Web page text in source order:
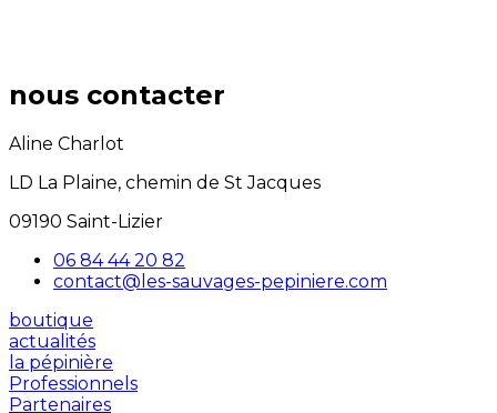
nous contacter
Aline Charlot
LD La Plaine, chemin de St Jacques
09190 Saint-Lizier
06 84 44 20 82
contact@les-sauvages-pepiniere.com
boutique
actualités
la pépinière
Professionnels
Partenaires